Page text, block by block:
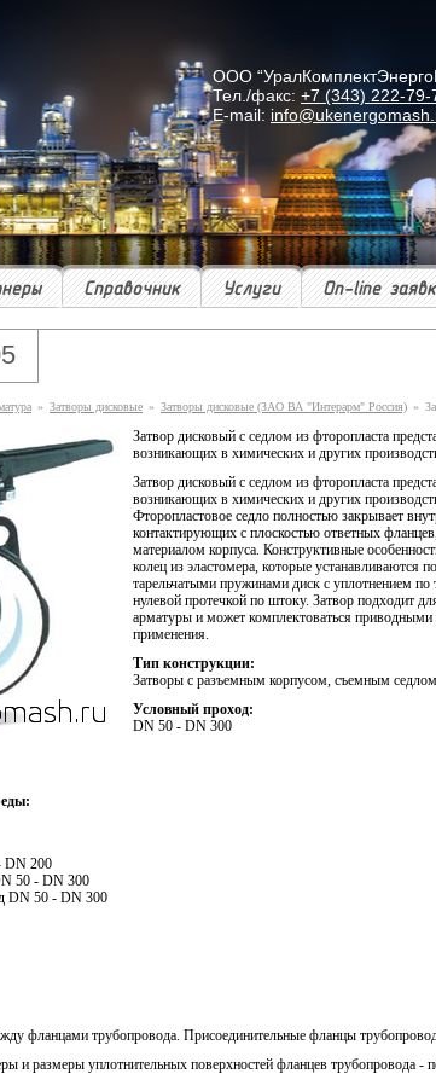
ООО
Тел./факс: +7 (343) 222-79-
E-mail:
Справочник Услуги On-line
» Затворы дисковые » Затворы дисковые (ЗАО ВА "Интерарм" Россия) »
Затвор дисковый с седлом из фторопласта
возникающих в химических и других
Затвор дисковый с седлом из фторопласта
возника­ющих в химических и других
Фторопластовое седло полностью закрывает
контактирующих с плоскостью ответ­ных
материалом корпуса. Конструктивные
колец из эластомера, которые устанавливаются
тарельчатыми пружинами диск с уплотнением по
нулевой протечкой по штоку. Затвор подходит
арматуры и может комплектоваться приводными
применения.
Тип конструкции:
Затворы с разъемным корпусом, съемным
Условный проход:
DN 50 - DN 300
DN 200
50 - DN 300
DN 50 - DN 300
фланцами трубопровода. Присоединительные фланцы
и размеры уплотнительных поверхностей фланцев трубопровода